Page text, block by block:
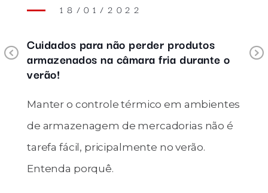
Previous
18/01/2022
Cuidados para não perder produtos
armazenados na câmara fria durante o
verão!
Manter o controle térmico em ambientes
de armazenagem de mercadorias não é
tarefa fácil, pricipalmente no verão.
Entenda porquê.